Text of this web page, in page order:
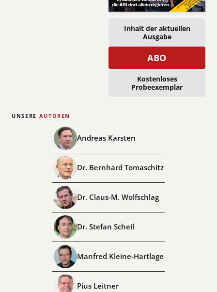
Inhalt der aktuellen
Ausgabe
ABO
Kostenloses
Probeexemplar
UNSERE AUTOREN
Andreas Karsten
Dr. Bernhard Tomaschitz
Dr. Claus-M. Wolfschlag
Dr. Stefan Scheil
Manfred Kleine-Hartlage
Pius Leitner